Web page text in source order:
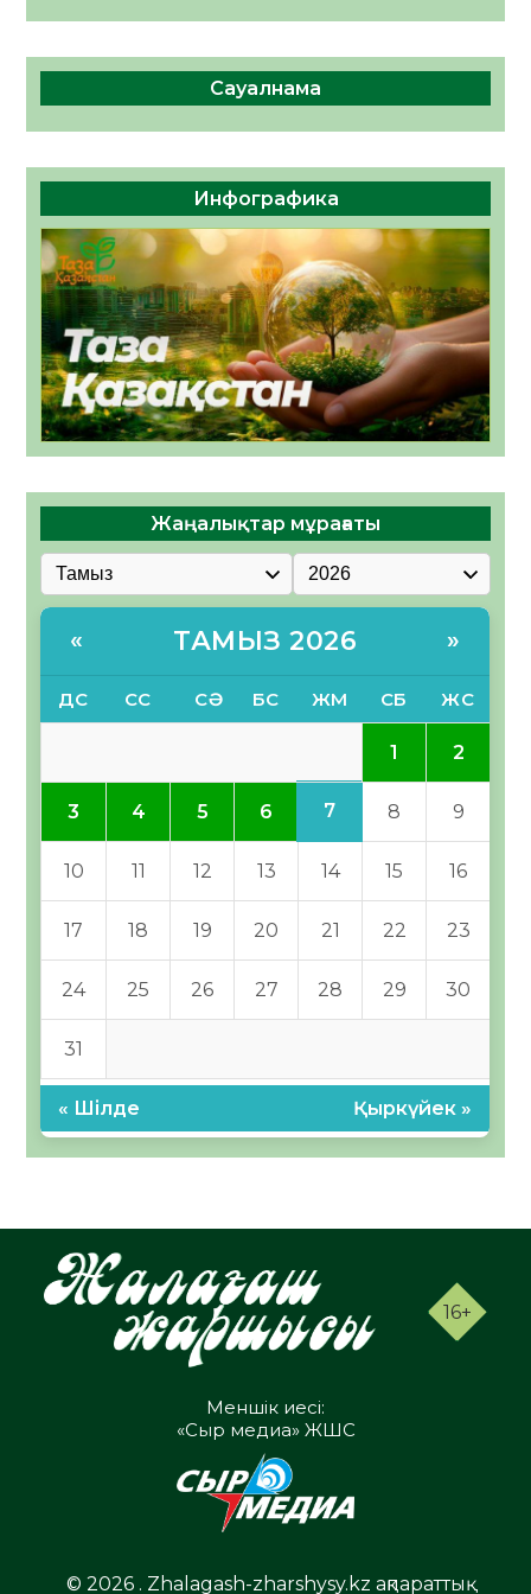
Сауалнама
Инфографика
Жаңалықтар мұрағаты
« ТАМЫЗ 2026 »
ДС СС СӘ БС ЖМ СБ ЖС
1 2
3 4 5 6 7 8 9
10 11 12 13 14 15 16
17 18 19 20 21 22 23
24 25 26 27 28 29 30
31
« Шілде Қыркүйек »
16+
Меншік иесі:
«Сыр медиа» ЖШС
© 2026 . Zhalagash-zharshysy.kz ақпараттық